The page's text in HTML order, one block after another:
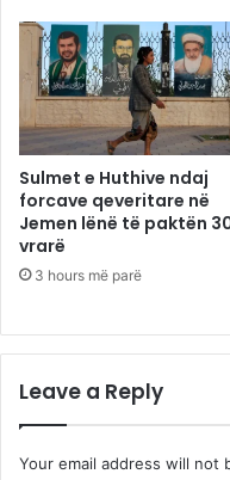
Sulmet e Huthive ndaj
forcave qeveritare në
Jemen lënë të paktën
vrarë
3 hours më parë
Leave a Reply
Your email address will not